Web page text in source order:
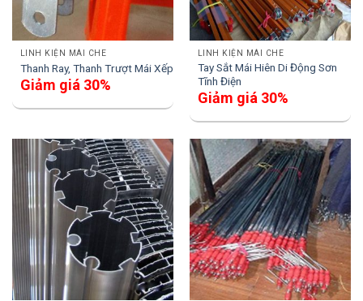
LINH KIỆN MÁI CHE
Thanh Ray, Thanh Trượt Mái Xếp
Giảm giá 30%
LINH KIỆN MÁI CHE
Tay Sắt Mái Hiên Di Động Sơn
Tĩnh Điện
Giảm giá 30%